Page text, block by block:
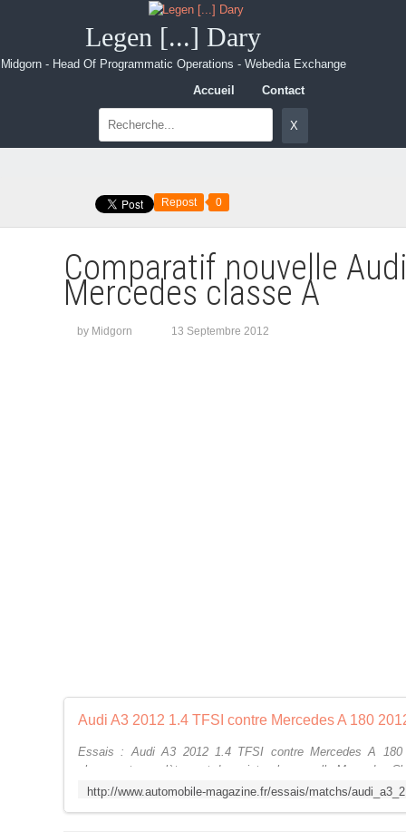
Legen [...] Dary
Midgorn - Head Of Programmatic Operations - Webedia Exchange
Accueil
Contact
Repost 0
Comparatif nouvelle
Mercedes classe A
by Midgorn 13 Septembre 2012
Essais : Audi A3 2012 1.4 TFSI contre Mercedes A
changeant complètement de registre, la nouvelle Mercedes
premium ...